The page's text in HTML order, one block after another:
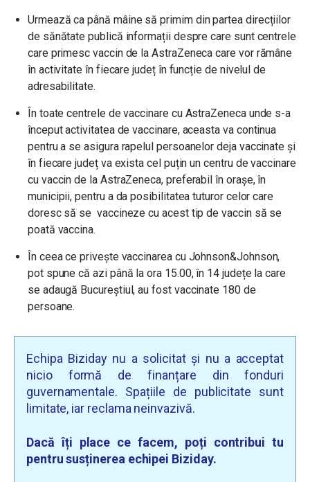
Urmează ca până mâine să primim din partea direcțiilor
de sănătate publică informații despre care sunt centrele
care primesc vaccin de la AstraZeneca care vor rămâne
în activitate în fiecare județ în funcție de nivelul de
adresabilitate.
În toate centrele de vaccinare cu AstraZeneca unde s-a
început activitatea de vaccinare, aceasta va continua
pentru a se asigura rapelul persoanelor deja vaccinate și
în fiecare județ va exista cel puțin un centru de vaccinare
cu vaccin de la AstraZeneca, preferabil în orașe, în
municipii, pentru a da posibilitatea tuturor celor care
doresc să se vaccineze cu acest tip de vaccin să se
poată vaccina.
În ceea ce privește vaccinarea cu Johnson&Johnson,
pot spune că azi până la ora 15.00, în 14 județe la care
se adaugă Bucureștiul, au fost vaccinate 180 de
persoane.
Echipa Biziday nu a solicitat și nu a acceptat
nicio formă de finanțare din fonduri
guvernamentale. Spațiile de publicitate sunt
limitate, iar reclama neinvazivă.
Dacă îți place ce facem, poți contribui tu
pentru susținerea echipei Biziday.